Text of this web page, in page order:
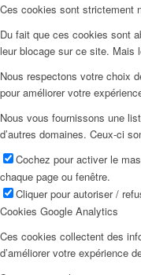
Ces cookies sont strictement
Du fait que ces cookies sont
leur blocage sur ce site. Mais
Nous respectons votre choix
pour améliorer votre
Nous vous fournissons une
d’autres domaines. Ceux-ci
Cochez pour activer le
chaque page ou fenêtre.
Cliquer pour autoriser /
Cookies Google Analytics
Ces cookies collectent des
d’améliorer votre expérience